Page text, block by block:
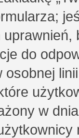
do
osobnej
w